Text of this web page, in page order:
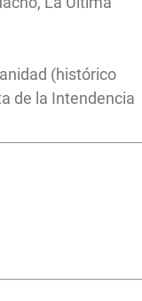
(histórico
de la Intendencia